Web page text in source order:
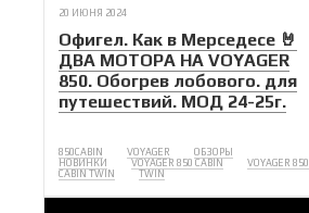
20 ИЮНЯ 2024
Офигел. Как в Мерседесе 🤘
ДВА МОТОРА НА VOYAGER
850. Обогрев лобового. для
путешествий. МОД 24-25г.
850CABIN VOYAGER
ОБЗОРЫ
НОВИНКИ
VOYAGER 850 CABIN
VOYAGER 850
CABIN TWIN
TWIN